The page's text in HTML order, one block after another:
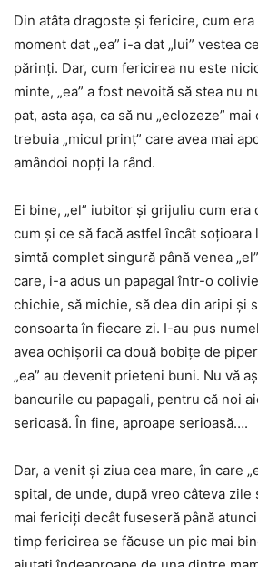
Din atâta dragoste și fericire, cum
moment dat „ea” i-a dat „lui” vestea
părinți. Dar, cum fericirea nu este
minte, „ea” a fost nevoită să stea nu
pat, asta așa, ca să nu „eclozeze”
trebuia „micul prinț” care avea mai
amândoi nopți la rând.
Ei bine, „el” iubitor și grijuliu cum
cum și ce să facă astfel încât soțioara
simtă complet singură până venea
care, i-a adus un papagal într-o
chichie, să michie, să dea din aripi și
consoarta în fiecare zi. I-au pus
avea ochișorii ca două bobițe de
„ea” au devenit prieteni buni. Nu vă
bancurile cu papagali, pentru că noi
serioasă. În fine, aproape serioasă….
Dar, a venit și ziua cea mare, în care
spital, de unde, după vreo câteva zile
mai fericiți decât fuseseră până
timp fericirea se făcuse un pic mai